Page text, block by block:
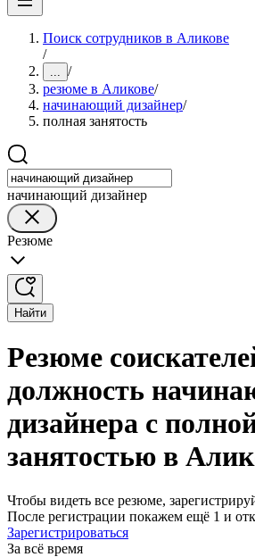
Поиск сотрудников в Аликове
/
... /
резюме в Аликове/
начинающий дизайнер/
полная занятость
начинающий дизайнер
Резюме
Найти
Резюме
должность
дизайнера с
занятостью в
Чтобы видеть все резюме,
После регистрации покажем ещё 1 и
Зарегистрироваться
За всё время